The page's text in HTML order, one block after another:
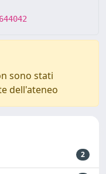
sono stati
dell'ateneo
2